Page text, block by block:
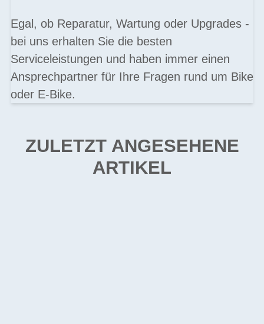
Egal, ob Reparatur, Wartung oder Upgrades -
bei uns erhalten Sie die besten
Serviceleistungen und haben immer einen
Ansprechpartner für Ihre Fragen rund um Bike
oder E-Bike.
ZULETZT ANGESEHENE
ARTIKEL